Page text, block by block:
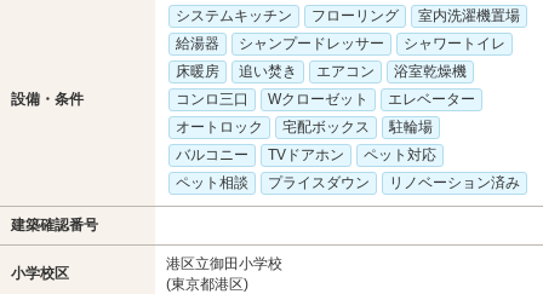
設備・条件
システムキッチン フローリング
室内洗濯機置場
給湯器
シャンプードレッサー
シャワートイレ
床暖房
追い焚き エアコン
浴室乾燥機
コンロ三口
Wクローゼット
エレベーター
オートロック
宅配ボックス
駐輪場
バルコニー
TVドアホン
ペット対応
ペット相談
プライスダウン リノベーション済み
建築確認番号
小学校区
港区立御田小学校
(東京都港区)